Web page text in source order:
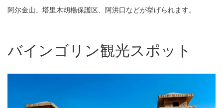
阿尔金山、塔里木胡楊保護区、阿洪口などが挙げられます。
バインゴリン観光スポット